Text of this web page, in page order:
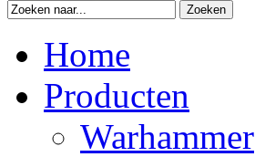
Zoeken
Home
Producten
Warhammer